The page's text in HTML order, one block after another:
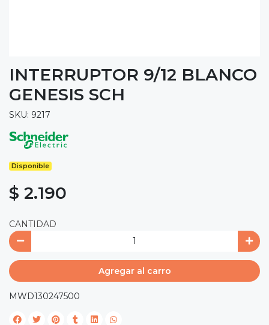
INTERRUPTOR 9/12 BLANCO
GENESIS SCH
SKU: 9217
Disponible
$ 2.190
CANTIDAD
Agregar al carro
MWD130247500